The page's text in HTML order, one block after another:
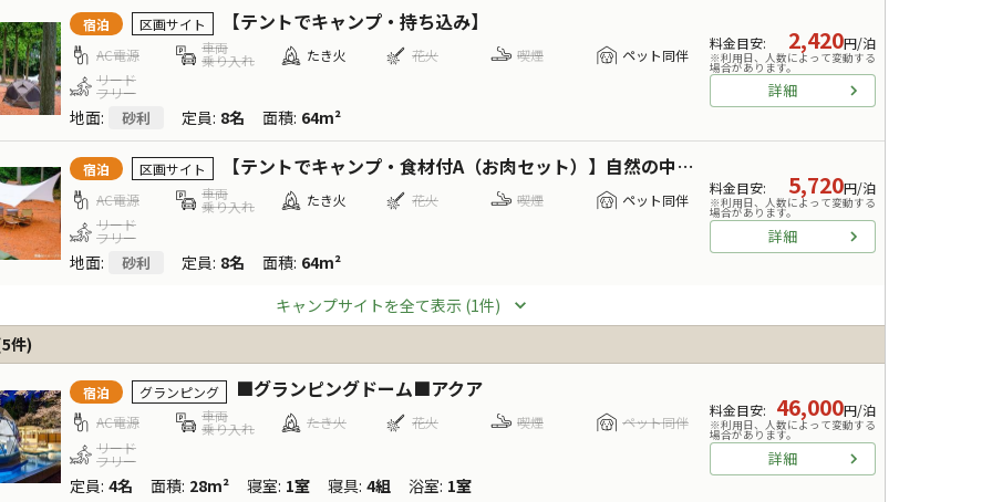
宿泊 区画サイト 【テントでキャンプ・持ち込み】
AC電源 車両
乗り入れ たき火 花火 喫煙
ペット同伴
リード
フリー
地面: 砂利 定員: 8名 面積: 64m²
料金目安: 2,420円/泊
※利用日、人数によって変動する
場合があります。
詳細
宿泊 区画サイト 【テントでキャンプ・食材付A（お肉セット）】自然の中でキャンプ飯♪
AC電源 車両
乗り入れ たき火 花火 喫煙
ペット同伴
リード
フリー
地面: 砂利 定員: 8名 面積: 64m²
料金目安: 5,720円/泊
※利用日、人数によって変動する
場合があります。
詳細
キャンプサイトを全て表示 (1件)
5件)
宿泊 グランピング ■グランピングドーム■アクア
AC電源 車両
乗り入れ たき火 花火 喫煙
ペット同伴
リード
フリー
定員: 4名 面積: 28m² 寝室: 1室 寝具: 4組 浴室: 1室
料金目安: 46,000円/泊
※利用日、人数によって変動する
場合があります。
詳細